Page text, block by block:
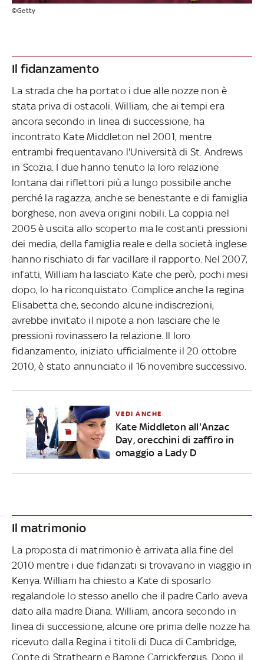
©Getty
Il fidanzamento
La strada che ha portato i due alle nozze non è
stata priva di ostacoli. William, che ai tempi era
ancora secondo in linea di successione, ha
incontrato Kate Middleton nel 2001, mentre
entrambi frequentavano l'Università di St. Andrews
in Scozia. I due hanno tenuto la loro relazione
lontana dai riflettori più a lungo possibile anche
perché la ragazza, anche se benestante e di famiglia
borghese, non aveva origini nobili. La coppia nel
2005 è uscita allo scoperto ma le costanti pressioni
dei media, della famiglia reale e della società inglese
hanno rischiato di far vacillare il rapporto. Nel 2007,
infatti, William ha lasciato Kate che però, pochi mesi
dopo, lo ha riconquistato. Complice anche la regina
Elisabetta che, secondo alcune indiscrezioni,
avrebbe invitato il nipote a non lasciare che le
pressioni rovinassero la relazione. Il loro
fidanzamento, iniziato ufficialmente il 20 ottobre
2010, è stato annunciato il 16 novembre successivo.
VEDI ANCHE
Kate Middleton all'Anzac
Day, orecchini di zaffiro in
omaggio a Lady D
Il matrimonio
La proposta di matrimonio è arrivata alla fine del
2010 mentre i due fidanzati si trovavano in viaggio in
Kenya. William ha chiesto a Kate di sposarlo
regalandole lo stesso anello che il padre Carlo aveva
dato alla madre Diana. William, ancora secondo in
linea di successione, alcune ore prima delle nozze ha
ricevuto dalla Regina i titoli di Duca di Cambridge,
Conte di Strathearn e Barone Carrickfergus. Dopo il